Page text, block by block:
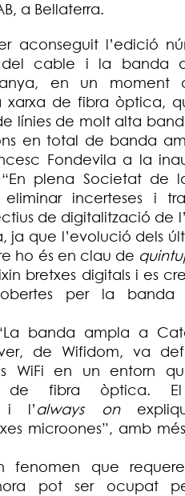
a Bellaterra.
aconseguit l’edició
del cable i la banda
en un moment
xarxa de fibra òptica,
línies de molt alta
en total de banda
Fondevila a la
plena Societat de
eliminar incerteses i
de digitalització de
ja que l’evolució dels
ho és en clau de
bretxes digitals i es
per la banda
banda ampla a
de Wifidom, va
WiFi en un entorn
de fibra òptica.
i l’always on
microones”, amb
que
pot ser ocupat